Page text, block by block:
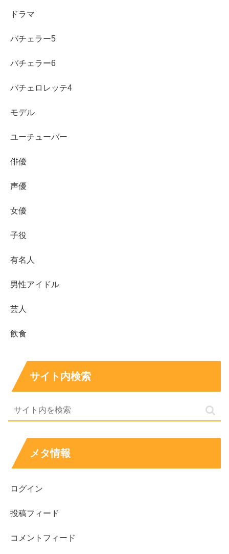
長谷川さんのぎこちない包丁さばきに「かわいい」や、
長谷川さんが１人の女性を指名します。
また、この間、
き、長谷川さんから次の日のツーショットデートに誘われ
ツーショットデート（お風呂デート）＆サプライ
ズローズ!?
バスローブ姿で現れた２人は、外にあるバスタブでマッド
ドロッとしたマッドバスをお互いに塗り合う姿が印象的
で、
竹下さんが自ら長谷川に寄りかかる姿勢を提案するなどし
また、竹下さんがご自身の病気、筋肉の難病に悩まされて
的で、
そんな
ドラマ
バチェラー5
バチェラー6
バチェロレッテ4
モデル
ユーチューバー
俳優
声優
女優
子役
有名人
男性アイドル
芸人
飲食
サイト内検索
メタ情報
ログイン
投稿フィード
コメントフィード